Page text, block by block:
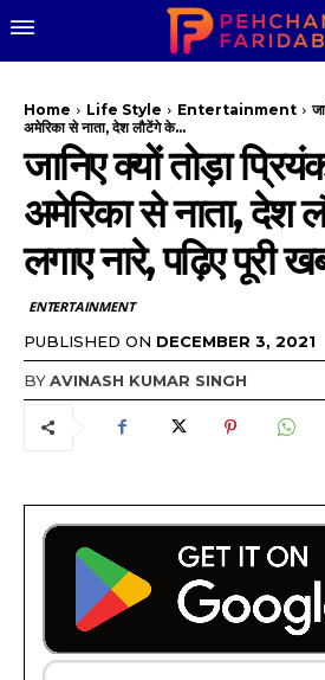
Home Life Style Entertainment
अमेरिका से नाता, देश लौटेंगे के...
जानिए क्यों तोड़ा
अमेरिका से नाता, देश
लगाए नारे, पढ़िए पूरी
ENTERTAINMENT
PUBLISHED ON DECEMBER 3, 2021
BYAVINASH KUMAR SINGH